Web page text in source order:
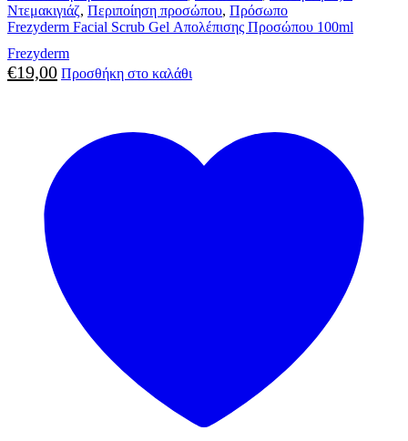
Ντεμακιγιάζ, Περιποίηση προσώπου, Πρόσωπο
Frezyderm Facial Scrub Gel Απολέπισης Προσώπου 100ml
Frezyderm
€19,00 Προσθήκη στο καλάθι